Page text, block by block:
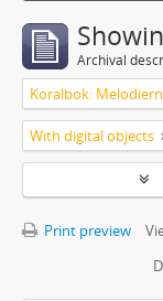
Archival
With digital objects
Print preview